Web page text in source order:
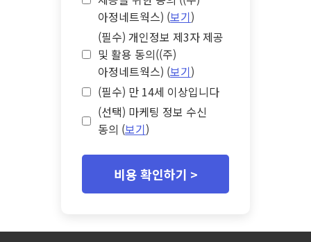
아정네트웍스) (보기)
(필수) 개인정보 제3자 제공
및 활용 동의((주)
아정네트웍스) (보기)
(필수) 만 14세 이상입니다
(선택) 마케팅 정보 수신
동의 (보기)
비용 확인하기 >